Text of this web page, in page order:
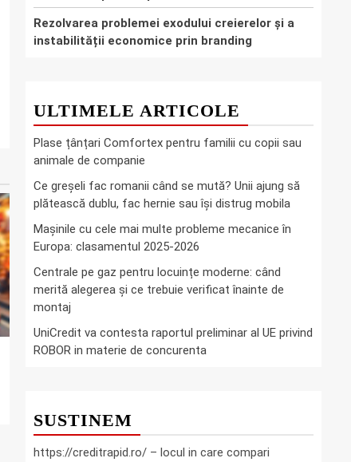
Rezolvarea problemei exodului creierelor și a
instabilității economice prin branding
ULTIMELE ARTICOLE
Plase țânțari Comfortex pentru familii cu copii sau
animale de companie
Ce greşeli fac romanii când se mută? Unii ajung să
plătească dublu, fac hernie sau îşi distrug mobila
Mașinile cu cele mai multe probleme mecanice în
Europa: clasamentul 2025-2026
Centrale pe gaz pentru locuințe moderne: când
merită alegerea și ce trebuie verificat înainte de
montaj
UniCredit va contesta raportul preliminar al UE privind
ROBOR in materie de concurenta
SUSTINEM
https://creditrapid.ro/ – locul in care compari